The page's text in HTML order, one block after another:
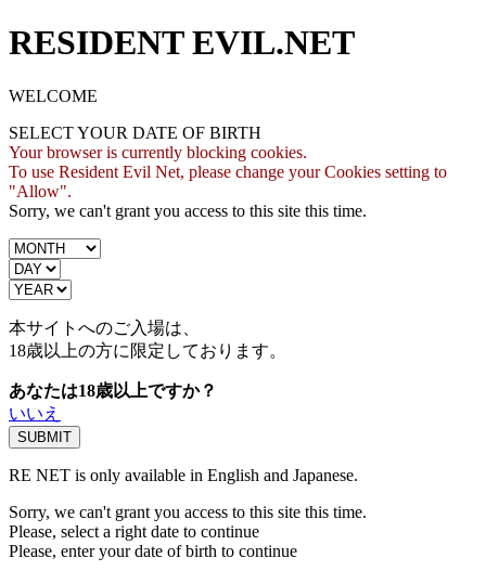
RESIDENT EVIL.NET
WELCOME
SELECT YOUR DATE OF BIRTH
Your browser is currently blocking cookies.
To use Resident Evil Net, please change your Cookies setting to
"Allow".
Sorry, we can't grant you access to this site this time.
本サイトへのご入場は、
18歳以上の方に限定しております。
あなたは18歳以上ですか？
いいえ
RE NET is only available in English and Japanese.
Sorry, we can't grant you access to this site this time.
Please, select a right date to continue
Please, enter your date of birth to continue